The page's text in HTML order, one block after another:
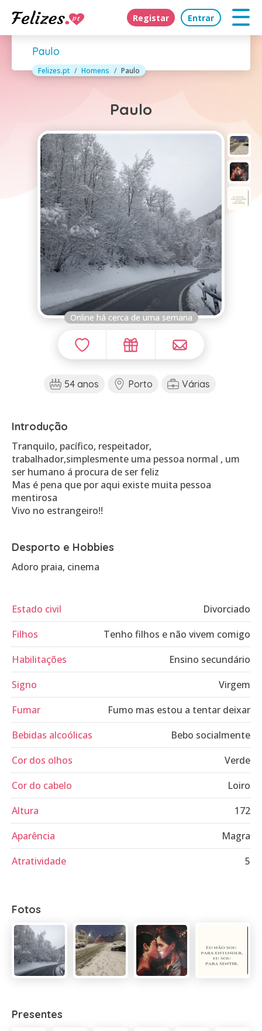
Registar Entrar
Paulo
Felizes.pt Homens Paulo
Paulo
Online há cerca de uma semana
54 anos Porto Várias
Introdução
Tranquilo, pacífico, respeitador,
trabalhador,simplesmente uma pessoa normal , um
ser humano á procura de ser feliz
Mas é pena que por aqui existe muita pessoa
mentirosa
Vivo no estrangeiro!!
Desporto e Hobbies
Adoro praia, cinema
Estado civil
Divorciado
Filhos
Tenho filhos e não vivem comigo
Habilitações
Ensino secundário
Signo
Virgem
Fumar
Fumo mas estou a tentar deixar
Bebidas alcoólicas
Bebo socialmente
Cor dos olhos
Verde
Cor do cabelo
Loiro
Altura
172
Aparência
Magra
Atratividade
5
Fotos
Presentes